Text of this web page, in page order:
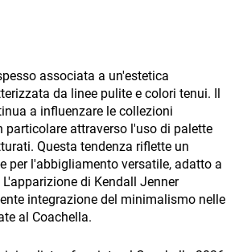
associata a un'estetica
da linee pulite e colori tenui. Il
a influenzare le collezioni
particolare attraverso l'uso di palette
Questa tendenza riflette un
per l'abbigliamento versatile, adatto a
di Kendall Jenner
integrazione del minimalismo nelle
al Coachella.